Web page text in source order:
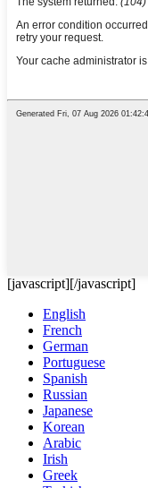
[javascript][/javascript]
English
French
German
Portuguese
Spanish
Russian
Japanese
Korean
Arabic
Irish
Greek